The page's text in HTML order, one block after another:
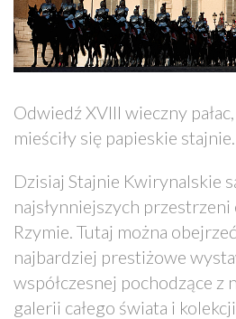
Odwiedź XVIII wieczny
mieściły się papieskie stajnie.
Dzisiaj Stajnie Kwirynalskie
najsłynniejszych
Rzymie. Tutaj można
najbardziej prestiżowe
współczesnej pochodzące z
galerii całego świata i